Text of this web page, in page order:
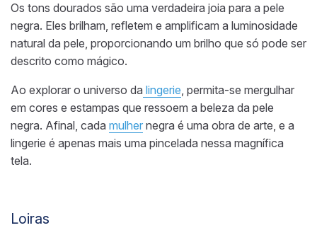
Os tons dourados são uma verdadeira joia para a pele
negra. Eles brilham, refletem e amplificam a luminosidade
natural da pele, proporcionando um brilho que só pode ser
descrito como mágico.
Ao explorar o universo da lingerie, permita-se mergulhar
em cores e estampas que ressoem a beleza da pele
negra. Afinal, cada mulher negra é uma obra de arte, e a
lingerie é apenas mais uma pincelada nessa magnífica
tela.
Loiras